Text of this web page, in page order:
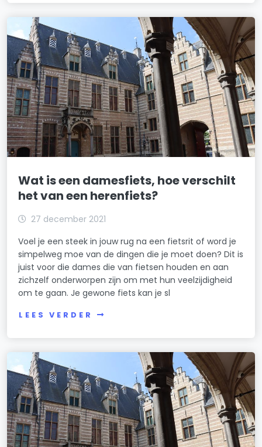
Wat is een damesfiets, hoe verschilt
het van een herenfiets?
27 december 2021
Voel je een steek in jouw rug na een fietsrit of word je
simpelweg moe van de dingen die je moet doen? Dit is
juist voor die dames die van fietsen houden en aan
zichzelf onderworpen zijn om met hun veelzijdigheid
om te gaan. Je gewone fiets kan je sl
LEES VERDER